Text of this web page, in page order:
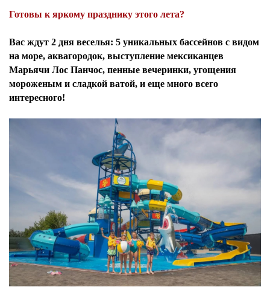
Готовы к яркому празднику этого лета?
Вас ждут 2 дня веселья: 5 уникальных бассейнов с видом
на море, аквагородок, выступление мексиканцев
Марьячи Лос Панчос, пенные вечеринки, угощения
мороженым и сладкой ватой, и еще много всего
интересного!